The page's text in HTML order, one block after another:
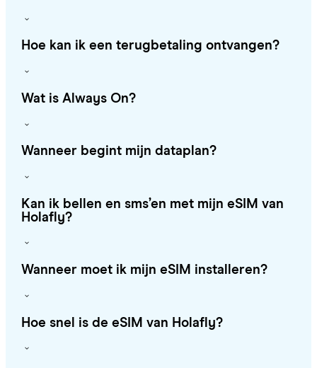
Hoe kan ik een terugbetaling ontvangen?
Wat is Always On?
Wanneer begint mijn dataplan?
Kan ik bellen en sms’en met mijn eSIM van
Holafly?
Wanneer moet ik mijn eSIM installeren?
Hoe snel is de eSIM van Holafly?